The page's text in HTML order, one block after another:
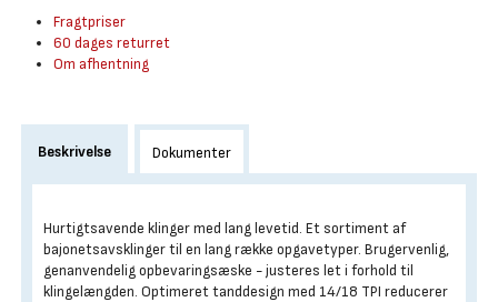
Fragtpriser
60 dages returret
Om afhentning
Beskrivelse Dokumenter
Hurtigtsavende klinger med lang levetid. Et sortiment af
bajonetsavsklinger til en lang række opgavetyper. Brugervenlig,
genanvendelig opbevaringsæske - justeres let i forhold til
klingelængden. Optimeret tanddesign med 14/18 TPI reducerer